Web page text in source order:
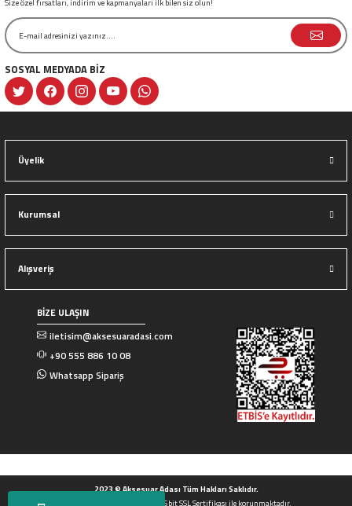
SOSYAL MEDYADA BİZ
Üyelik
Kurumsal
Alışveriş
BİZE ULAŞIN
iletisim@aksesuaradasi.com
+90 555 886 10 08
Whatsapp Sipariş
2023 © Aksesuar Adası Tüm Hakları Saklıdır.
Tüm Kredi kartı bilgileriniz 256bit SSL Sertifikası ile korunmaktadır.